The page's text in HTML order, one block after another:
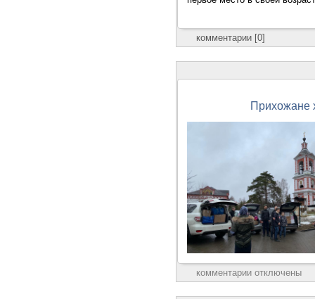
комментарии [0]
Прихожане
комментарии отключены